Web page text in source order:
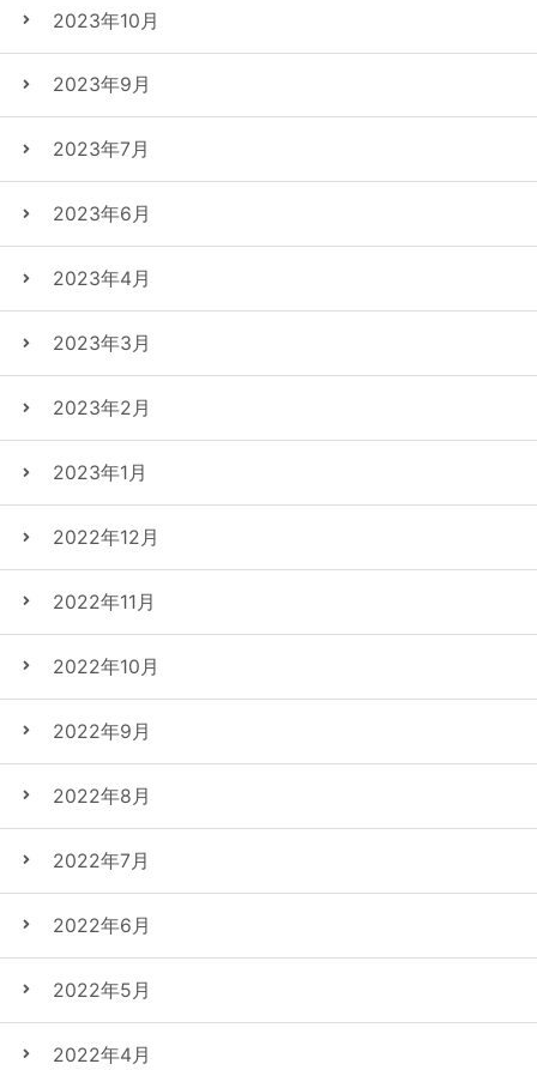
2023年10月
2023年9月
2023年7月
2023年6月
2023年4月
2023年3月
2023年2月
2023年1月
2022年12月
2022年11月
2022年10月
2022年9月
2022年8月
2022年7月
2022年6月
2022年5月
2022年4月